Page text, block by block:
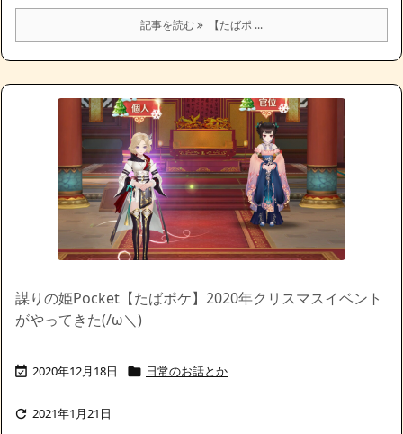
記事を読む 【たばポ ...
謀りの姫Pocket【たばポケ】2020年クリスマスイベント
がやってきた(/ω＼)
 2020年12月18日  日常のお話とか
 2021年1月21日